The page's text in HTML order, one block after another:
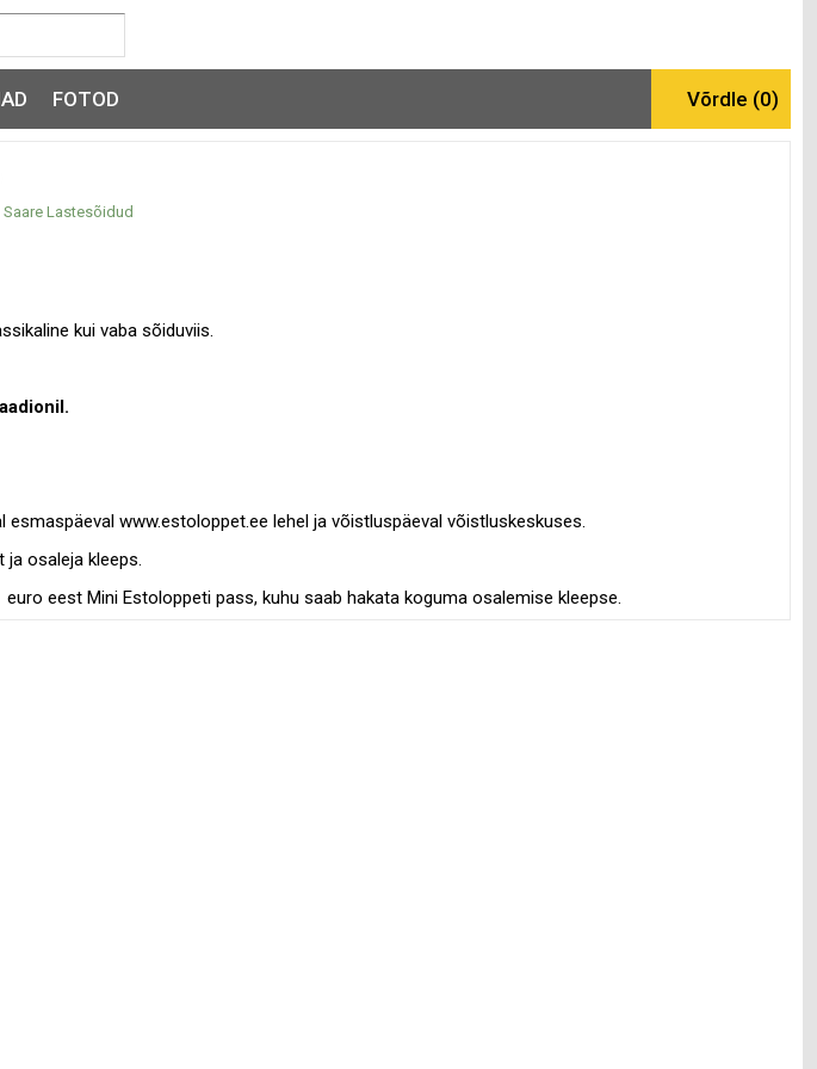
FOTOD
Saare Lastesõidud
kui vaba sõiduviis.
www.estoloppet.ee lehel ja võistluspäeval võistluskeskuses.
ja osaleja kleeps.
eest Mini Estoloppeti pass, kuhu saab hakata koguma osalemise kleepse.